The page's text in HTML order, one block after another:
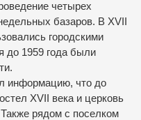
четырех
базаров. В XVII
городскими
до 1959 года были
информацию, что до
XVII века и церковь
Также рядом с поселком